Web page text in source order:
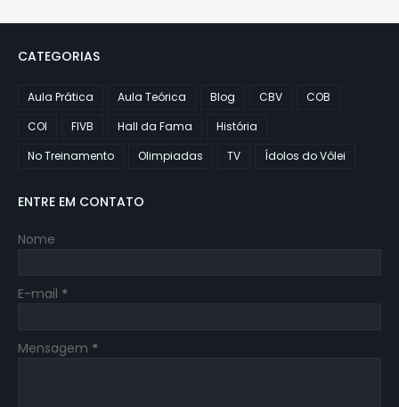
CATEGORIAS
Aula Prática Aula Teórica Blog CBV
COB
COI
FIVB Hall da Fama
História
No Treinamento
Olimpiadas TV Ídolos do Vôlei
ENTRE EM CONTATO
Nome
E-mail *
Mensagem *